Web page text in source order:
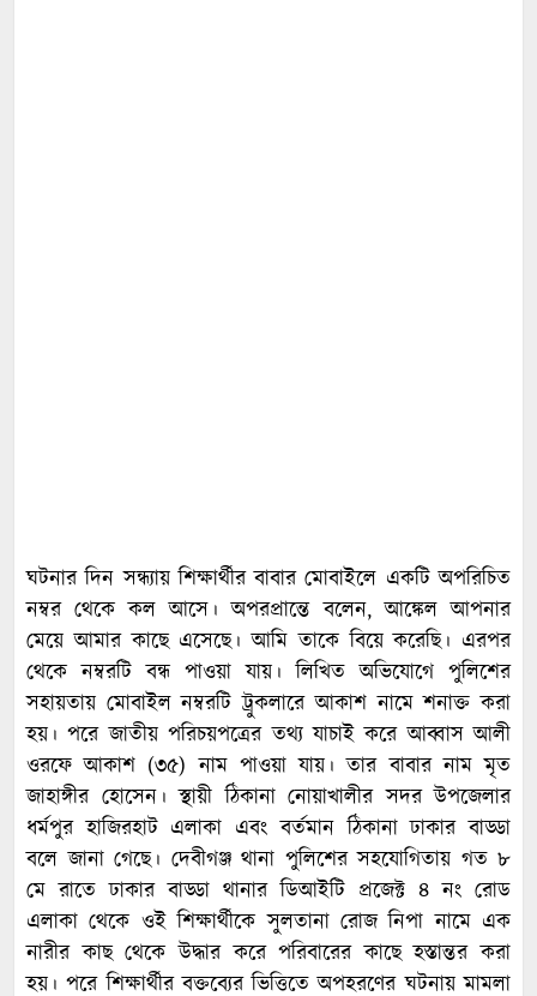
ঘটনার দিন সন্ধ্যায় শিক্ষার্থীর বাবার মোবাইলে একটি অপরিচিত
নম্বর থেকে কল আসে। অপরপ্রান্তে বলেন, আঙ্কেল আপনার
মেয়ে আমার কাছে এসেছে। আমি তাকে বিয়ে করেছি। এরপর
থেকে নম্বরটি বন্ধ পাওয়া যায়। লিখিত অভিযোগে পুলিশের
সহায়তায় মোবাইল নম্বরটি ট্রুকলারে আকাশ নামে শনাক্ত করা
হয়। পরে জাতীয় পরিচয়পত্রের তথ্য যাচাই করে আব্বাস আলী
ওরফে আকাশ (৩৫) নাম পাওয়া যায়। তার বাবার নাম মৃত
জাহাঙ্গীর হোসেন। স্থায়ী ঠিকানা নোয়াখালীর সদর উপজেলার
ধর্মপুর হাজিরহাট এলাকা এবং বর্তমান ঠিকানা ঢাকার বাড্ডা
বলে জানা গেছে। দেবীগঞ্জ থানা পুলিশের সহযোগিতায় গত ৮
মে রাতে ঢাকার বাড্ডা থানার ডিআইটি প্রজেক্ট ৪ নং রোড
এলাকা থেকে ওই শিক্ষার্থীকে সুলতানা রোজ নিপা নামে এক
নারীর কাছ থেকে উদ্ধার করে পরিবারের কাছে হস্তান্তর করা
হয়। পরে শিক্ষার্থীর বক্তব্যের ভিত্তিতে অপহরণের ঘটনায় মামলা